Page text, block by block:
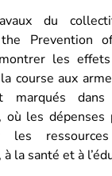
du
Prevention
les
course aux
marqués
où les dépenses
les
la santé et à